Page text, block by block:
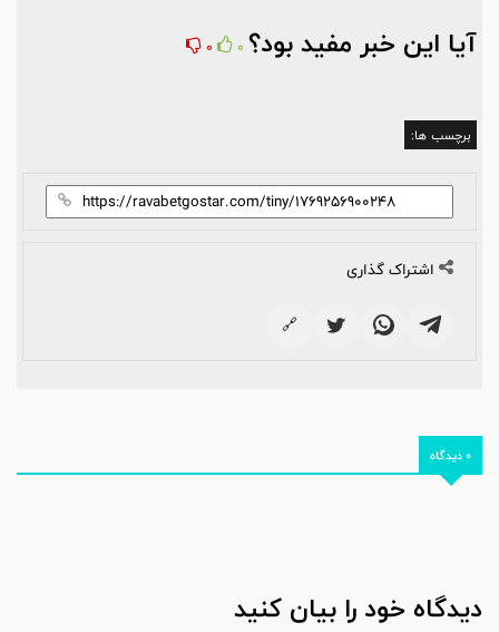
آیا این خبر مفید بود؟ 0
0
برچسب ها:
اشتراک گذاری
🔗
0 دیدگاه
دیدگاه خود را بیان کنید